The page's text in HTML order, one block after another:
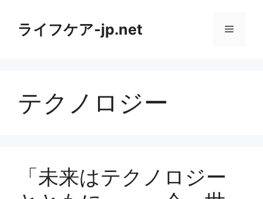
ライフケア-jp.net メ
テクノロジー
「未来はテクノロジー